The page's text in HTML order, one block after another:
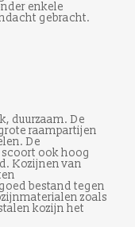
enkele
gebracht.
duurzaam. De
raampartijen
De
ook hoog
Kozijnen van
bestand tegen
zoals
kozijn het